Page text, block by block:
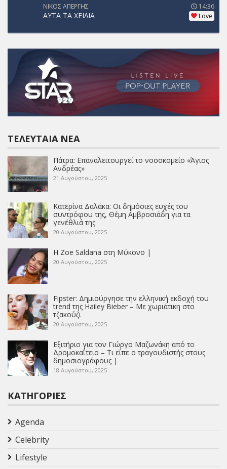
ΝΙΚΟΣ ΑΠΕΡΓΗΣ
ΑΥΤΑ ΤΑ ΧΕΙΛΙΑ
14:36
Love
ΤΕΛΕΥΤΑΊΑ ΝΈΑ
Πάτρα: Επαναλειτουργεί το νοσοκομείο «Άγιος
Ανδρέας»
21 Αυγούστου, 2025
Κατερίνα Δαλάκα: Οι δημόσιες ευχές του
συντρόφου της, Θέμη Αμβροσιάδη για τα
γενέθλιά της
20 Αυγούστου, 2025
Η Zoe Saldana στη Μύκονο |
20 Αυγούστου, 2025
Fipster: Δημιούργησε την ελληνική εκδοχή του
trend της Hailey Bieber – Με χωριάτικη στο
τζακούζι
20 Αυγούστου, 2025
Εξιτήριο για τον Γιώργο Μαζωνάκη από το
Δρομοκαΐτειο – Τι είπε ο τραγουδιστής στους
δημοσιογράφους |
18 Αυγούστου, 2025
ΚΑΤΗΓΟΡΊΕΣ
Agenda
Celebrity
Lifestyle